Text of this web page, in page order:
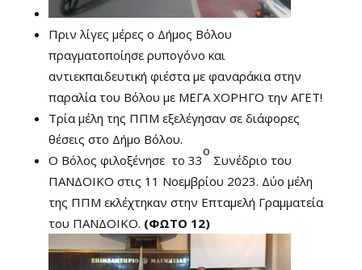
Πριν λίγες μέρες ο Δήμος Βόλου
πραγματοποίησε ρυπογόνο και
αντιεκπαιδευτική φιέστα με φαναράκια στην
παραλία του Βόλου με ΜΕΓΑ ΧΟΡΗΓΟ την ΑΓΕΤ!
Τρία μέλη της ΠΠΜ εξελέγησαν σε διάφορες
θέσεις στο Δήμο Βόλου.
Ο Βόλος φιλοξένησε το 33
ο
Συνέδριο του
ΠΑΝΔΟΙΚΟ στις 11 Νοεμβρίου 2023. Δύο μέλη
της ΠΠΜ εκλέχτηκαν στην Επταμελή Γραμματεία
του ΠΑΝΔΟΙΚΟ. (ΦΩΤΟ 12)